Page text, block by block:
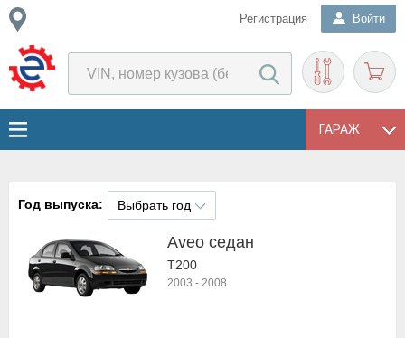
Регистрация Войти
ГАРАЖ
Год выпуска: Выбрать год
Aveo седан
T200
2003 - 2008